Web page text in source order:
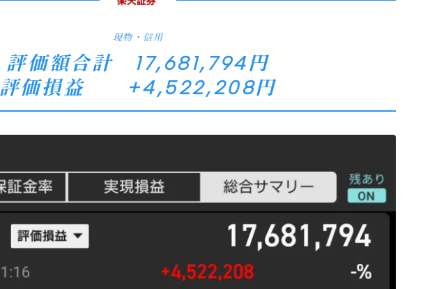
現物・信用
評価額合計 17,681,794円
評価損益 +4,522,208円